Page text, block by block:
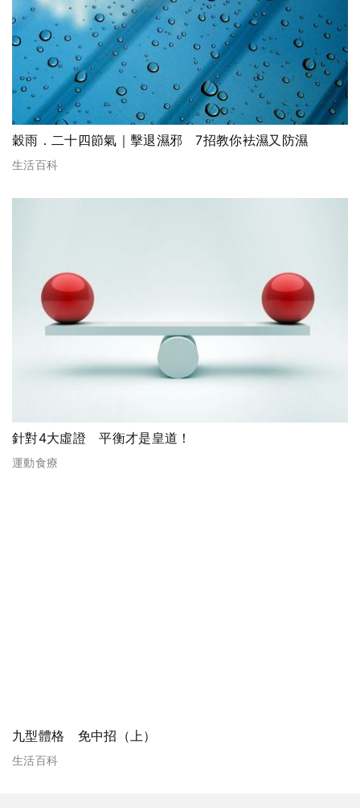
穀雨．二十四節氣｜擊退濕邪 7招教你袪濕又防濕
生活百科
針對4大虛證 平衡才是皇道！
運動食療
九型體格 免中招（上）
生活百科